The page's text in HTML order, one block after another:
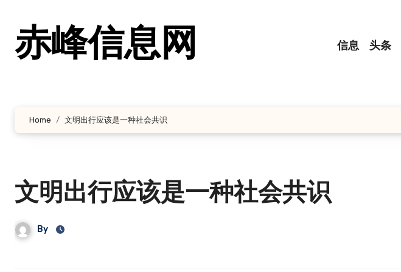
赤峰信息网 信息 头条
Home 文明出行应该是一种社会共识
文明出行应该是一种社会共识
By